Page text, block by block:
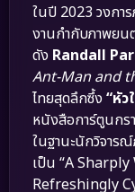
ในปี 2023 วงกา
งานกำกับภาพยน
ดัง Randall
Ant-Man and
ไทยสุดลึกซึ้ง “หัว
หนังสือการ์ตูนก
ในฐานะนักวิจาร
เป็น “A
Refreshingly